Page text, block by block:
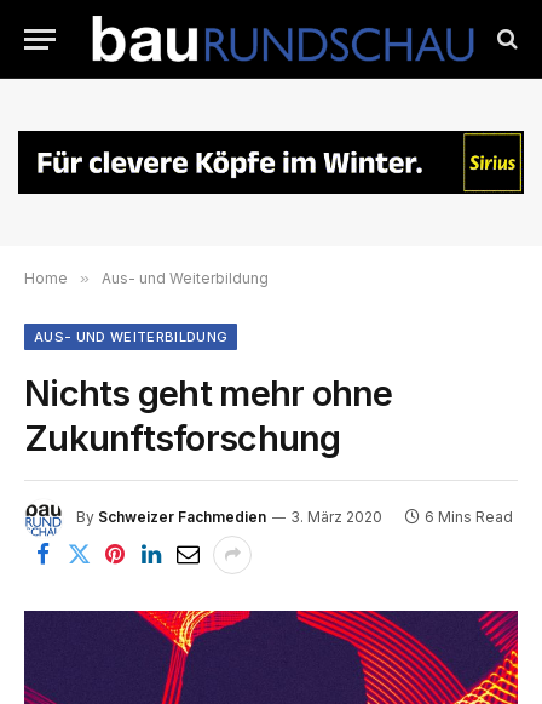
Home » Aus- und Weiterbildung
AUS- UND WEITERBILDUNG
Nichts geht mehr ohne
Zukunftsforschung
By Schweizer Fachmedien 3. März 2020 6 Mins Read